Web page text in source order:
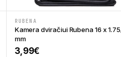
RUBENA
Kamera dviračiui Rubena 16 x
mm
3,99€